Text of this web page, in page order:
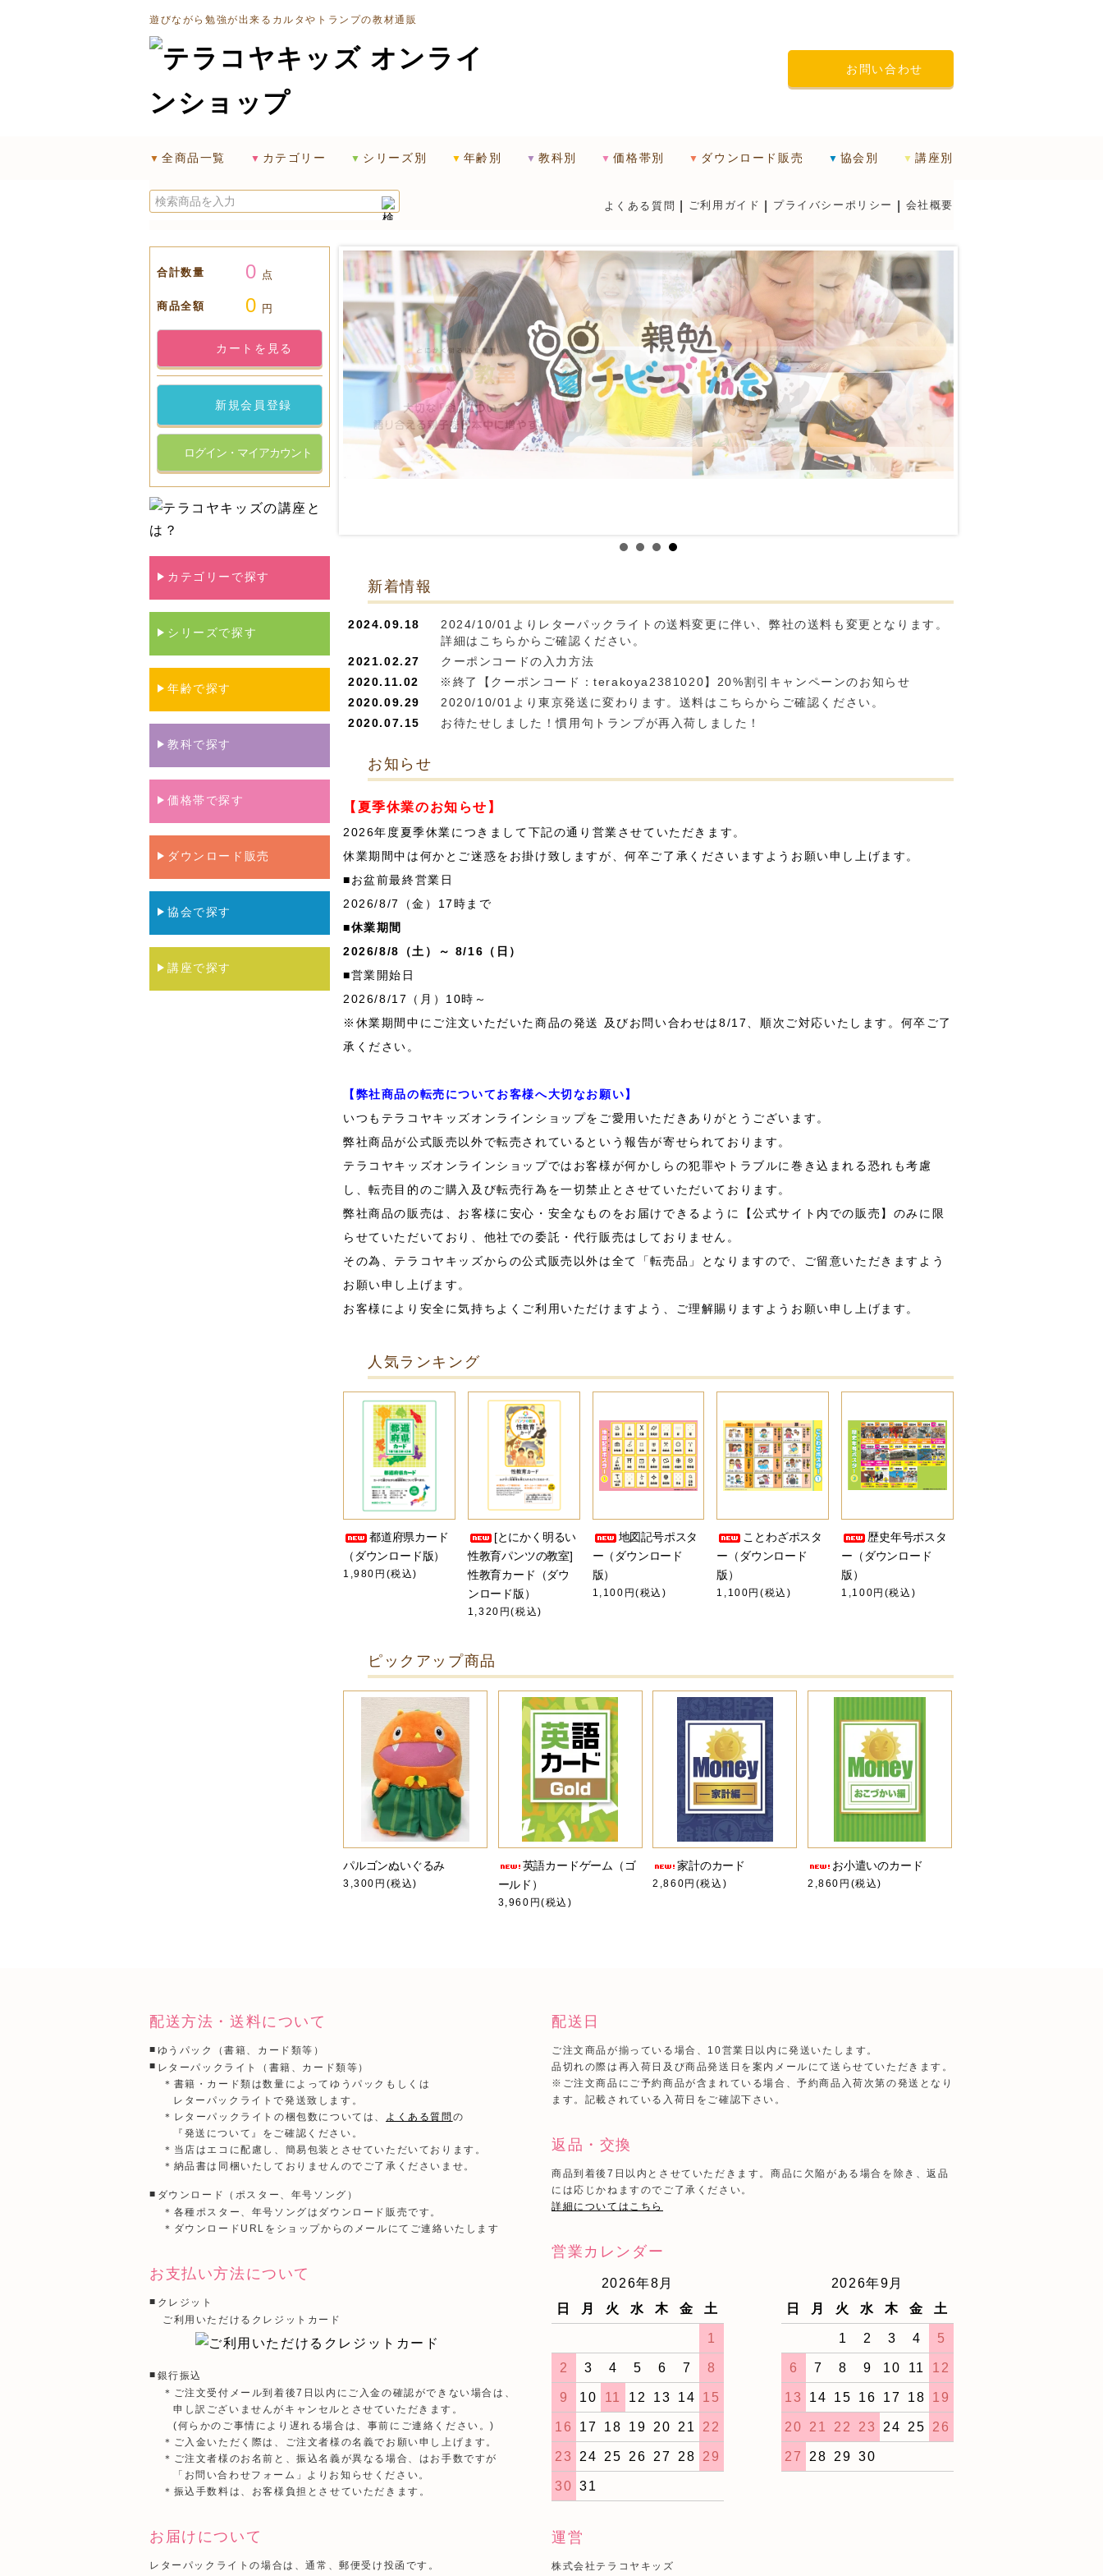
遊びながら勉強が出来るカルタやトランプの教材通販
お問い合わせ
全商品一覧 カテゴリー シリーズ別 年齢別 教科別 価格帯別 ダウンロード販売 協会別 講座別
よくある質問 ご利用ガイド プライバシーポリシー 会社概要
新着情報
2024.09.18
2024/10/01よりレターパックライトの送料変更に伴い、弊社の送料も変更となります。
詳細はこちらからご確認ください。
2021.02.27
クーポンコードの入力方法
2020.11.02
※終了【クーポンコード：terakoya2381020】20%割引キャンペーンのお知らせ
2020.09.29
2020/10/01より東京発送に変わります。送料はこちらからご確認ください。
2020.07.15
お待たせしました！慣用句トランプが再入荷しました！
お知らせ
【夏季休業のお知らせ】
2026年度夏季休業につきまして下記の通り営業させていただきます。
休業期間中は何かとご迷惑をお掛け致しますが、何卒ご了承くださいますようお願い申し上げます。
■お盆前最終営業日
2026/8/7（金）17時まで
■休業期間
2026/8/8（土）～ 8/16（日）
■営業開始日
2026/8/17（月）10時～
※休業期間中にご注文いただいた商品の発送 及びお問い合わせは8/17、順次ご対応いたします。何卒ご了
承ください。
【弊社商品の転売についてお客様へ大切なお願い】
いつもテラコヤキッズオンラインショップをご愛用いただきありがとうございます。
弊社商品が公式販売以外で転売されているという報告が寄せられております。
テラコヤキッズオンラインショップではお客様が何かしらの犯罪やトラブルに巻き込まれる恐れも考慮
し、転売目的のご購入及び転売行為を一切禁止とさせていただいております。
弊社商品の販売は、お客様に安心・安全なものをお届けできるように【公式サイト内での販売】のみに限
らせていただいており、他社での委託・代行販売はしておりません。
その為、テラコヤキッズからの公式販売以外は全て「転売品」となりますので、ご留意いただきますよう
お願い申し上げます。
お客様により安全に気持ちよくご利用いただけますよう、ご理解賜りますようお願い申し上げます。
人気ランキング
都道府県カード
（ダウンロード版）
1,980円(税込)
[とにかく明るい
性教育パンツの教室]
性教育カード（ダウ
ンロード版）
1,320円(税込)
地図記号ポスタ
ー（ダウンロード
版）
1,100円(税込)
ことわざポスタ
ー（ダウンロード
版）
1,100円(税込)
歴史年号ポスタ
ー（ダウンロード
版）
1,100円(税込)
ピックアップ商品
パルゴンぬいぐるみ
3,300円(税込)
英語カードゲーム（ゴ
ールド）
3,960円(税込)
家計のカード
2,860円(税込)
お小遣いのカード
2,860円(税込)
合計数量 0 点
商品全額 0 円
カートを見る
新規会員登録
ログイン・マイアカウント
カテゴリーで探す
シリーズで探す
年齢で探す
教科で探す
価格帯で探す
ダウンロード販売
協会で探す
講座で探す
配送方法・送料について
ゆうパック（書籍、カード類等）
レターパックライト（書籍、カード類等）
＊書籍・カード類は数量によってゆうパックもしくは
レターパックライトで発送致します。
＊レターパックライトの梱包数については、 よくある質問 の
『発送について』をご確認ください。
＊当店はエコに配慮し、簡易包装とさせていただいております。
＊納品書は同梱いたしておりませんのでご了承くださいませ。
ダウンロード（ポスター、年号ソング）
＊各種ポスター、年号ソングはダウンロード販売です。
＊ダウンロードURLをショップからのメールにてご連絡いたします
お支払い方法について
クレジット
ご利用いただけるクレジットカード
銀行振込
＊ご注文受付メール到着後7日以内にご入金の確認ができない場合は、
申し訳ございませんがキャンセルとさせていただきます。
(何らかのご事情により遅れる場合は、事前にご連絡ください。)
＊ご入金いただく際は、ご注文者様の名義でお願い申し上げます。
＊ご注文者様のお名前と、振込名義が異なる場合、はお手数ですが
「お問い合わせフォーム」よりお知らせください。
＊振込手数料は、お客様負担とさせていただきます。
お届けについて
レターパックライトの場合は、通常、郵便受け投函です。
配送日
ご注文商品が揃っている場合、10営業日以内に発送いたします。
品切れの際は再入荷日及び商品発送日を案内メールにて送らせていただきます。
※ご注文商品にご予約商品が含まれている場合、予約商品入荷次第の発送となり
ます。記載されている入荷日をご確認下さい。
返品・交換
商品到着後7日以内とさせていただきます。商品に欠陥がある場合を除き、返品
には応じかねますのでご了承ください。
詳細についてはこちら
営業カレンダー
2026年8月
日
月 火 水 木 金 土
1
2 3 4 5 6 7 8
9 10 11 12 13 14 15
16 17 18 19 20 21 22
23 24 25 26 27 28 29
30 31
2026年9月
日
月 火 水 木 金 土
1 2 3 4 5
6 7 8 9 10 11 12
13 14 15 16 17 18 19
20 21 22 23 24 25 26
27 28 29 30
運営
株式会社テラコヤキッズ